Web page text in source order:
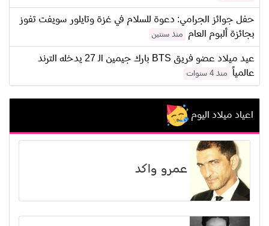
حفل جوائز الجرامي: دعوة للسلام في غزة وتايلور سويفت تفوز
بجائزة ألبوم العام
منذ سنتين
عيد ميلاد عضو فريق BTS بارك جيمين الـ 27 يدخله الترند
عالمياً
منذ 4 سنوات
اعياد ميلاد اليوم
عمرو واكد